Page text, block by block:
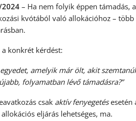
– Ha nem folyik éppen támadás,
kvótából való allokációhoz –
konkrét kérdést:
amelyik már ölt, akit
folyamatban lévő támadásra?”
csak aktív fenyegetésesetén
eljárás lehetséges, ma.